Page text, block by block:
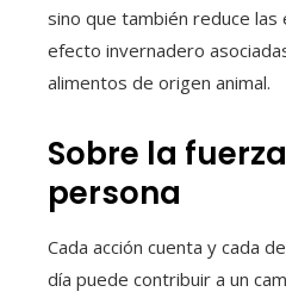
sino que también reduce
efecto invernadero
alimentos de origen animal.
Sobre la
persona
Cada acción cuenta y cada
día puede contribuir a un